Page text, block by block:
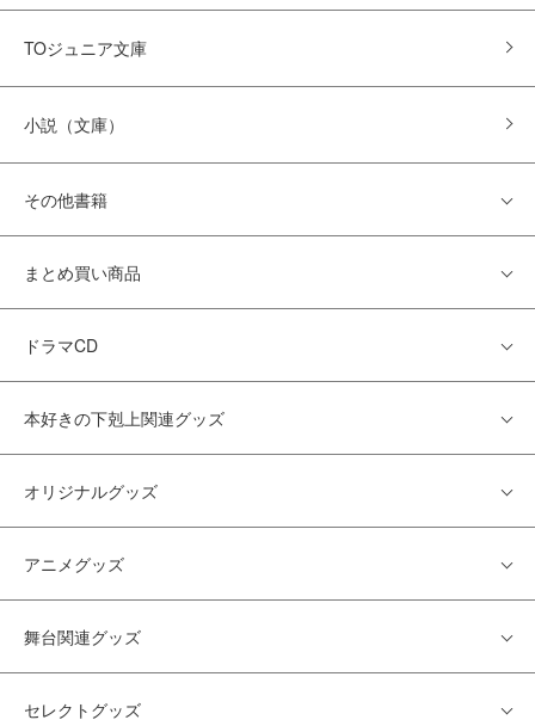
TOジュニア文庫
小説（文庫）
その他書籍
まとめ買い商品
ドラマCD
本好きの下剋上関連グッズ
オリジナルグッズ
アニメグッズ
舞台関連グッズ
セレクトグッズ